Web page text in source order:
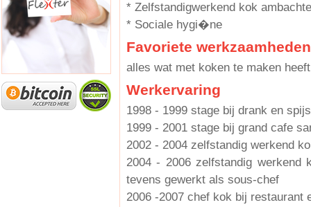
* Zelfstandigwerkend kok
* Sociale hygi�ne
Favoriete werkzaamheden
alles wat met koken te maken heeft
Werkervaring
1998 - 1999 stage bij drank en
1999 - 2001 stage bij grand cafe
2002 - 2004 zelfstandig werkend
2004 - 2006 zelfstandig werkend
tevens gewerkt als sous-chef
2006 -2007 chef kok bij restaurant